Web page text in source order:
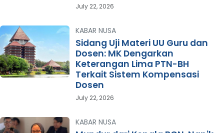
July 22, 2026
KABAR NUSA
Sidang Uji Materi UU Guru dan
Dosen: MK Dengarkan
Keterangan Lima PTN-BH
Terkait Sistem Kompensasi
Dosen
July 22, 2026
KABAR NUSA